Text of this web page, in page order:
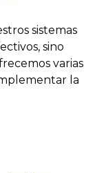
sistemas
sino
varias
la